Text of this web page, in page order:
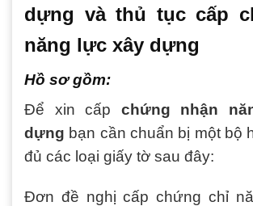
dựng và thủ tục cấp
năng lực xây dựng
Hồ sơ gồm:
Để xin cấp chứng nhận
dựng bạn cần chuẩn bị một bộ
đủ các loại giấy tờ sau đây:
Đơn đề nghị cấp chứng chỉ